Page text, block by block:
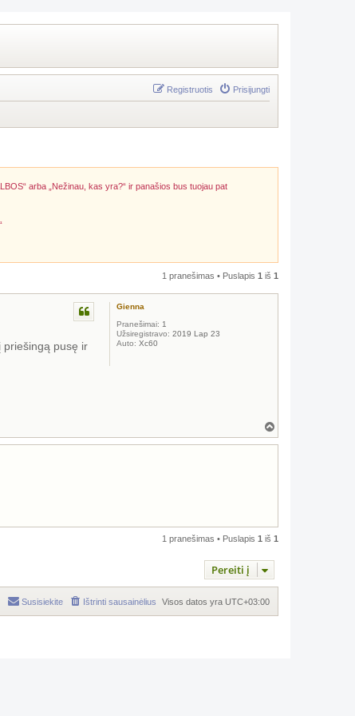
Prisijungti
Registruotis
arba „Nežinau, kas yra?“ ir panašios bus tuojau pat
1 pranešimas • Puslapis 1 iš 1
Gienna
Pranešimai: 1
Užsiregistravo: 2019 Lap 23
Auto: Xc60
priešingą pusę ir
v
i
1 pranešimas • Puslapis 1 iš 1
Pereiti į
Visos datos yra UTC+03:00
Ištrinti sausainėlius
Susisiekite